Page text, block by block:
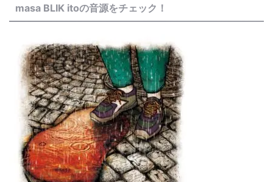
masa BLIK itoの音源をチェック！